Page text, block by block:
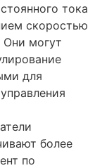
тока
скоростью
могут
для
более
по